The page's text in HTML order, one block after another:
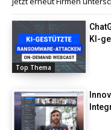
Top Thema
KI-